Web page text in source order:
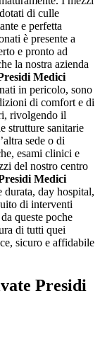
di culle
e perfetta
è presente a
e pronto ad
la nostra azienda
Medici
in pericolo, sono
di comfort e di
rivolgendo il
strutture sanitarie
sede o di
esami clinici e
del nostro centro
Medici
durata, day hospital,
di interventi
queste poche
di tutti quei
sicuro e affidabile
Presidi